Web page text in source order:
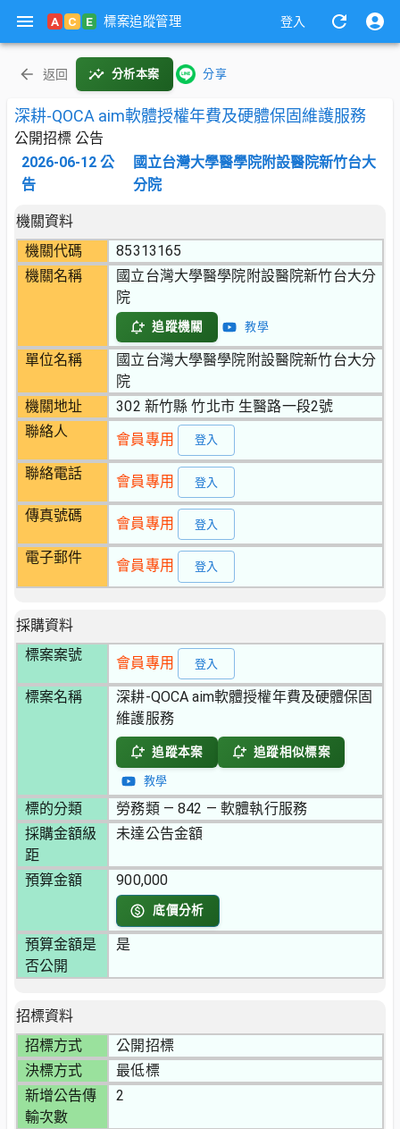
A C E 標案追蹤管理 登入
返回 分析本案 分享
深耕-QOCA aim軟體授權年費及硬體保固維護服務
公開招標 公告
2026-06-12 公
告
國立台灣大學醫學院附設醫院新竹台大
分院
機關資料
機關代碼
85313165
機關名稱
國立台灣大學醫學院附設醫院新竹台大分
院
追蹤機關 教學
單位名稱
國立台灣大學醫學院附設醫院新竹台大分
院
機關地址
302 新竹縣 竹北市 生醫路一段2號
聯絡人
會員專用 登入
聯絡電話 會員專用 登入
傳真號碼 會員專用 登入
電子郵件 會員專用 登入
採購資料
標案案號
會員專用 登入
標案名稱
深耕-QOCA aim軟體授權年費及硬體保固
維護服務
追蹤本案 追蹤相似標案
教學
標的分類
勞務類 — 842 — 軟體執行服務
採購金額級
距
未達公告金額
預算金額 900,000
底價分析
預算金額是
否公開
是
招標資料
招標方式
公開招標
決標方式
最低標
新增公告傳
輸次數
2